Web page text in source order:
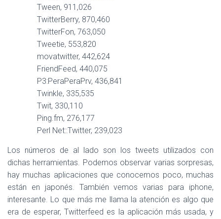
Tween, 911,026
TwitterBerry, 870,460
TwitterFon, 763,050
Tweetie, 553,820
movatwitter, 442,624
FriendFeed, 440,075
P3:PeraPeraPrv, 436,841
Twinkle, 335,535
Twit, 330,110
Ping.fm, 276,177
Perl Net::Twitter, 239,023
Los números de al lado son los tweets utilizados con
dichas herramientas. Podemos observar varias sorpresas,
hay muchas aplicaciones que conocemos poco, muchas
están en japonés. También vemos varias para iphone,
interesante. Lo que más me llama la atención es algo que
era de esperar, Twitterfeed es la aplicación más usada, y